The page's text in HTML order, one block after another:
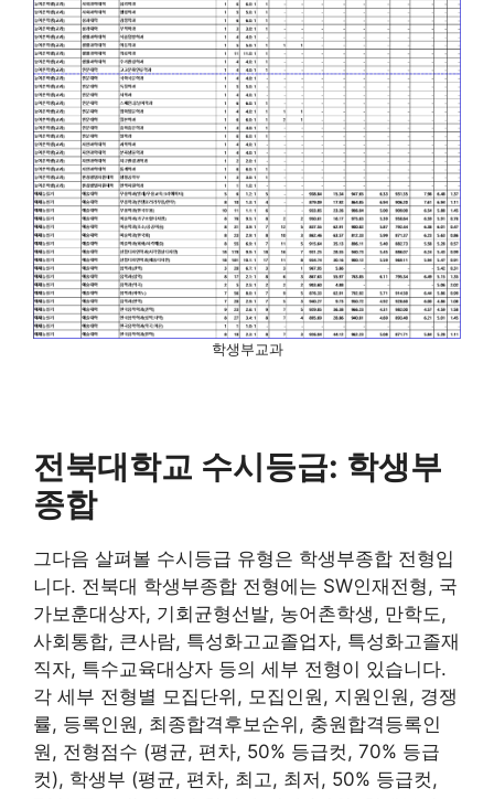
학생부교과
전북대학교 수시등급: 학생부
종합
그다음 살펴볼 수시등급 유형은 학생부종합 전형입
니다. 전북대 학생부종합 전형에는 SW인재전형, 국
가보훈대상자, 기회균형선발, 농어촌학생, 만학도,
사회통합, 큰사람, 특성화고교졸업자, 특성화고졸재
직자, 특수교육대상자 등의 세부 전형이 있습니다.
각 세부 전형별 모집단위, 모집인원, 지원인원, 경쟁
률, 등록인원, 최종합격후보순위, 충원합격등록인
원, 전형점수 (평균, 편차, 50% 등급컷, 70% 등급
컷), 학생부 (평균, 편차, 최고, 최저, 50% 등급컷,